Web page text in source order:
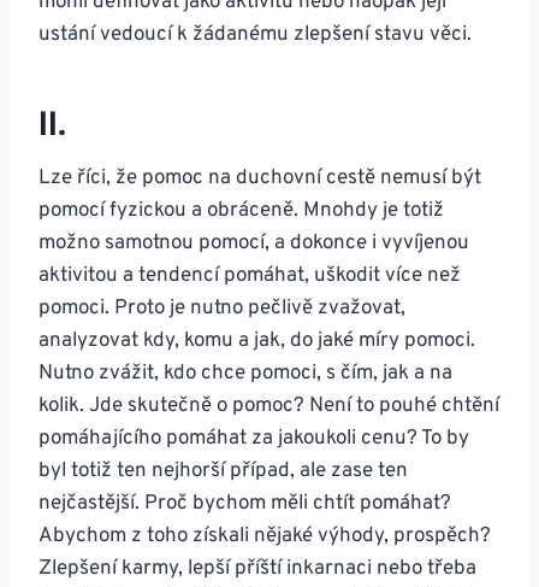
ustání vedoucí k žádanému zlepšení stavu věci.
II.
Lze říci, že pomoc na duchovní cestě nemusí být
pomocí fyzickou a obráceně. Mnohdy je totiž
možno samotnou pomocí, a dokonce i vyvíjenou
aktivitou a tendencí pomáhat, uškodit více než
pomoci. Proto je nutno pečlivě zvažovat,
analyzovat kdy, komu a jak, do jaké míry pomoci.
Nutno zvážit, kdo chce pomoci, s čím, jak a na
kolik. Jde skutečně o pomoc? Není to pouhé chtění
pomáhajícího pomáhat za jakoukoli cenu? To by
byl totiž ten nejhorší případ, ale zase ten
nejčastější. Proč bychom měli chtít pomáhat?
Abychom z toho získali nějaké výhody, prospěch?
Zlepšení karmy, lepší příští inkarnaci nebo třeba